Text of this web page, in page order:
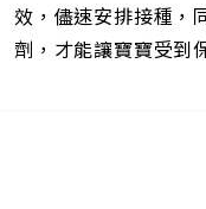
效，儘速安排接種，
劑，才能讓寶寶受到